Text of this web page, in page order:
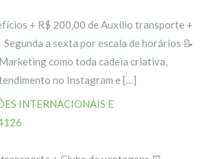
+ R$ 200,00 de Auxílio transporte +
a sexta por escala de horários 📝
como toda cadeia criativa,
no Instagram e […]
INTERNACIONAIS E